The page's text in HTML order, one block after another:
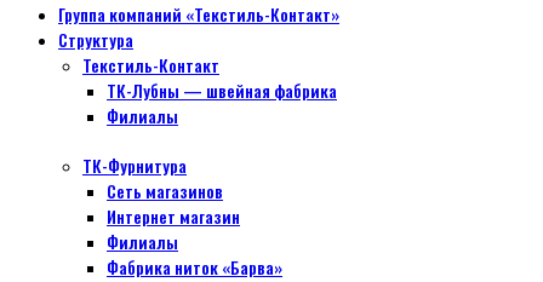
Группа компаний «Текстиль-Контакт»
Структура
Текстиль-Контакт
ТК-Лубны — швейная фабрика
Филиалы
ТК-Фурнитура
Сеть магазинов
Интернет магазин
Филиалы
Фабрика ниток «Барва»